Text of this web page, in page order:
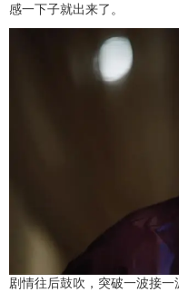
感一下子就出来了。
剧情往后鼓吹，突破一波接